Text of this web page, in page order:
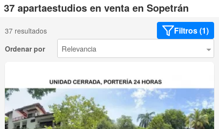
37 apartaestudios en venta en Sopetrán
37 resultados Filtros (1)
Ordenar por